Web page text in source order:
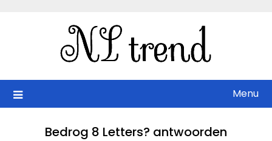
Menu
Bedrog 8 Letters? antwoorden